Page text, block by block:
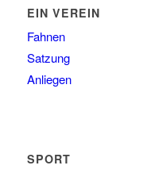
EIN VEREIN
Fahnen
Satzung
Anliegen
SPORT